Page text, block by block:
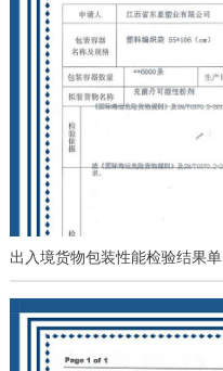
出入境货物包装性能检验结果单